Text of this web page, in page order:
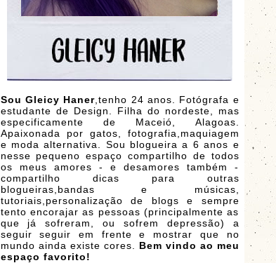
Sou Gleicy Haner ,tenho 24 anos. Fotógrafa e
estudante de Design. Filha do nordeste, mas
especificamente de Maceió, Alagoas.
Apaixonada por gatos, fotografia,maquiagem
e moda alternativa. Sou blogueira a 6 anos e
nesse pequeno espaço compartilho de todos
os meus amores - e desamores também -
compartilho dicas para outras
blogueiras,bandas e músicas,
tutoriais,personalização de blogs e sempre
tento encorajar as pessoas (principalmente as
que já sofreram, ou sofrem depressão) a
seguir seguir em frente e mostrar que no
mundo ainda existe cores. Bem vindo ao meu
espaço favorito!